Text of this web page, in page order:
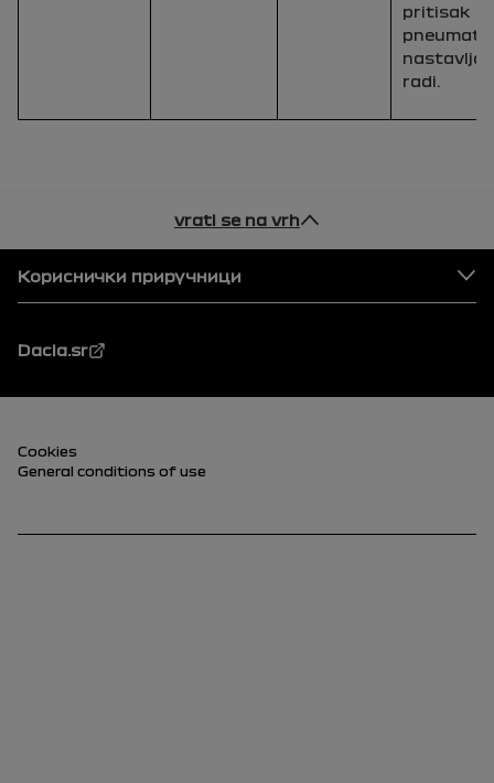
pritisak u
nastavlja
radi.
vrati se na vrh
Podnožje
Кориснички приручници
Dacia.sr
Podnožje (donji)
Cookies
General conditions of use